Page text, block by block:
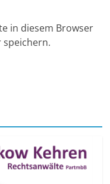
in diesem Browser